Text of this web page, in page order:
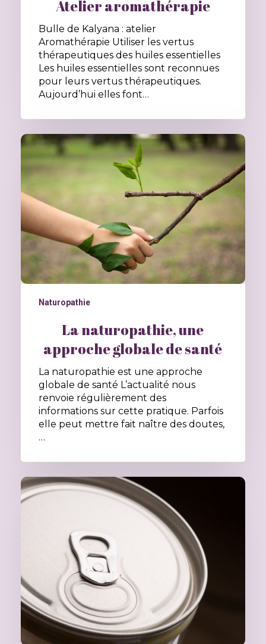
Atelier aromathérapie
Bulle de Kalyana : atelier
Aromathérapie Utiliser les vertus
thérapeutiques des huiles essentielles
Les huiles essentielles sont reconnues
pour leurs vertus thérapeutiques.
Aujourd’hui elles font…
Naturopathie
La naturopathie, une
approche globale de santé
La naturopathie est une approche
globale de santé L’actualité nous
renvoie régulièrement des
informations sur cette pratique. Parfois
elle peut mettre fait naître des doutes,
…